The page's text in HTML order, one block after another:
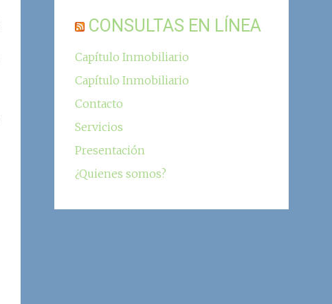
CONSULTAS EN LÍNEA
Capítulo Inmobiliario
Capítulo Inmobiliario
Contacto
Servicios
Presentación
¿Quienes somos?